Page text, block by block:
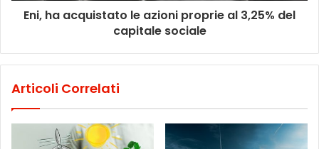
Eni, ha acquistato le azioni proprie al 3,25% del
capitale sociale
Articoli Correlati